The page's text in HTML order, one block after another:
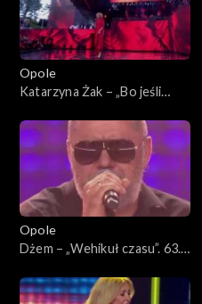
Opole
Katarzyna Żak – „Bo jeśli
Koncert „Premiery”
Opole
Dżem – „Wehikuł czasu”. 63.
„SuperJedynki”